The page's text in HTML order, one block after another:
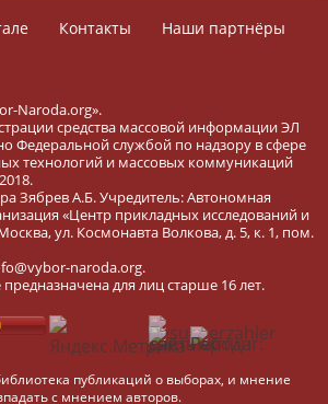
Контакты
Наши партнёры
Naroda.org».
средства массовой информации ЭЛ
Федеральной службой по надзору в сфере
технологий и массовых коммуникаций
Зябрев А.Б. Учредитель: Автономная
«Центр прикладных исследований и
ул. Космонавта Волкова, д. 5, к. 1, пом.
naroda.org.
для лиц старше 16 лет.
публикаций о выборах, и мнение
с мнением авторов.